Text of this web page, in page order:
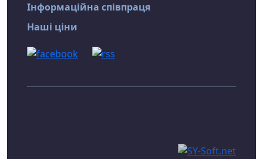
Інформаційна співпраця
Наші ціни